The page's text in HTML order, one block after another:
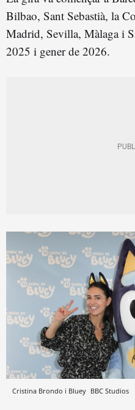
Bilbao, Sant Sebastià, la
Madrid, Sevilla, Màlaga i
2025 i gener de 2026.
Cristina Brondo i Bluey BBC Studios